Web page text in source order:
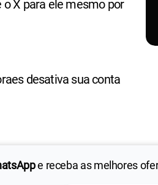
e receba as melhores
o X para ele mesmo por
desativa sua conta